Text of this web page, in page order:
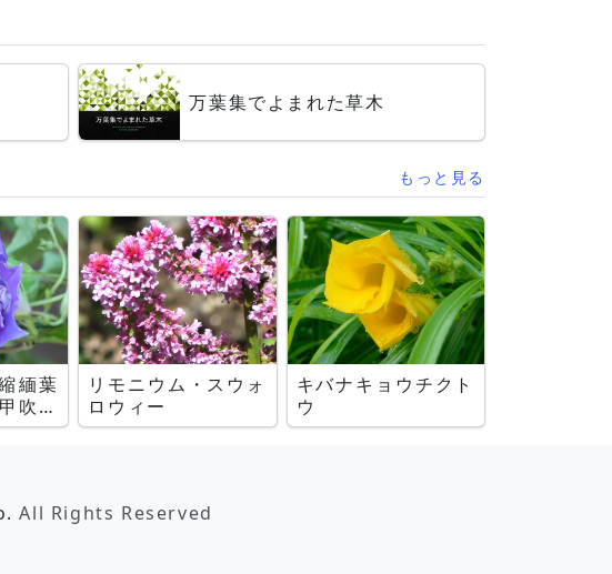
万葉集でよまれた草木
もっと見る
緬葉
吹上
リモニウム・スウォ
ロウィー
キバナキョウチクト
ウ
All Rights Reserved